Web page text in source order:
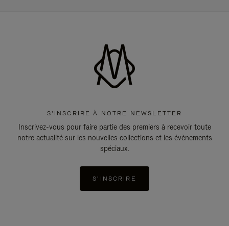
S'INSCRIRE À NOTRE NEWSLETTER
Inscrivez-vous pour faire partie des premiers à recevoir toute
notre actualité sur les nouvelles collections et les évènements
spéciaux.
S'INSCRIRE